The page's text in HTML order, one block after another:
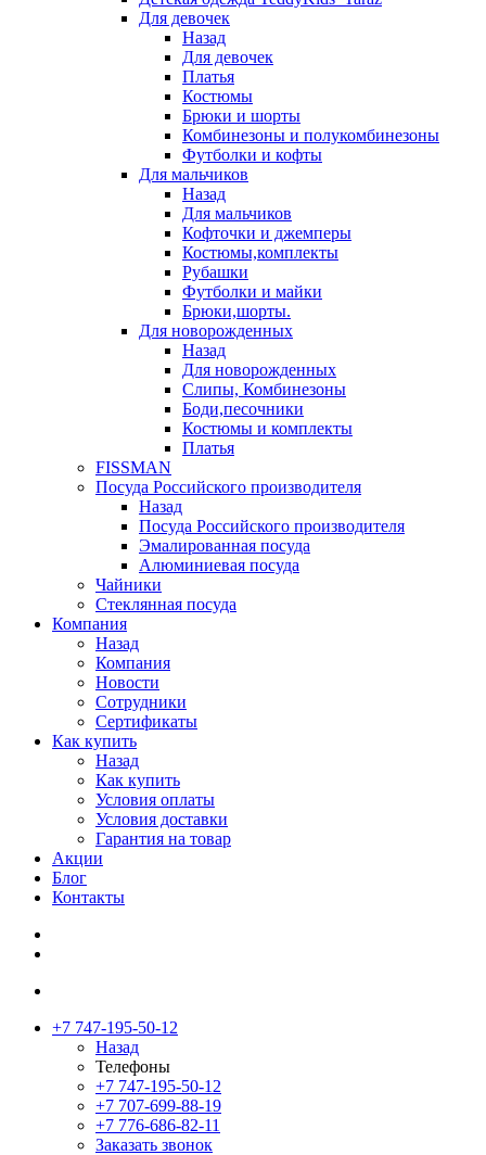
Для девочек
Назад
Для девочек
Платья
Костюмы
Брюки и шорты
Комбинезоны и полукомбинезоны
Футболки и кофты
Для мальчиков
Назад
Для мальчиков
Кофточки и джемперы
Костюмы,комплекты
Рубашки
Футболки и майки
Брюки,шорты.
Для новорожденных
Назад
Для новорожденных
Слипы, Комбинезоны
Боди,песочники
Костюмы и комплекты
Платья
FISSMAN
Посуда Российского производителя
Назад
Посуда Российского производителя
Эмалированная посуда
Алюминиевая посуда
Чайники
Стеклянная посуда
Компания
Назад
Компания
Новости
Сотрудники
Сертификаты
Как купить
Назад
Как купить
Условия оплаты
Условия доставки
Гарантия на товар
Акции
Блог
Контакты
+7 747-195-50-12
Назад
Телефоны
+7 747-195-50-12
+7 707-699-88-19
+7 776-686-82-11
Заказать звонок